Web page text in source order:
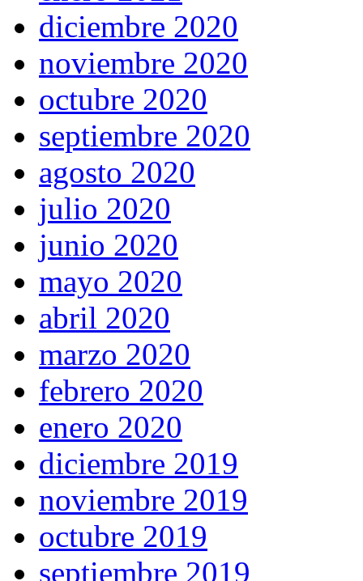
diciembre 2020
noviembre 2020
octubre 2020
septiembre 2020
agosto 2020
julio 2020
junio 2020
mayo 2020
abril 2020
marzo 2020
febrero 2020
enero 2020
diciembre 2019
noviembre 2019
octubre 2019
septiembre 2019